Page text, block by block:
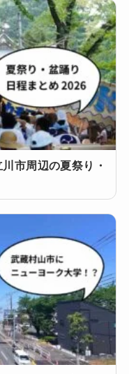
市周辺の夏祭り・